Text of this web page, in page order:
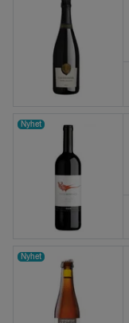
Nyhet
Nyhet